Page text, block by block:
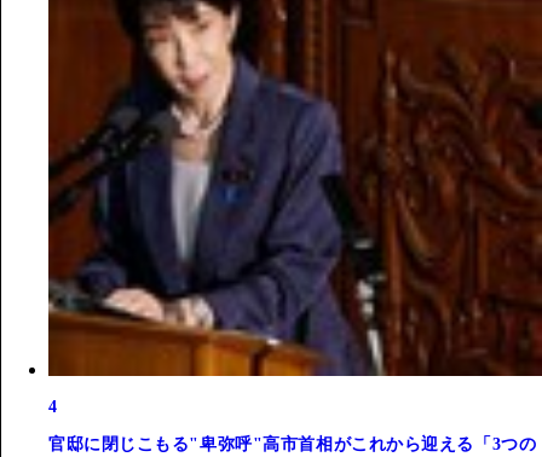
4
官邸に閉じこもる"卑弥呼"高市首相がこれから迎える「3つの